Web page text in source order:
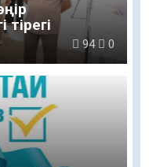
94 0